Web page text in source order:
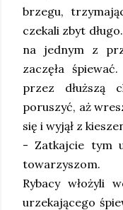
brzegu,
czekali zbyt
na jednym z
zaczęła
przez dłuższą
poruszyć, aż
się i wyjął z
- Zatkajcie tym
towarzyszom.
Rybacy włożyli
urzekającego